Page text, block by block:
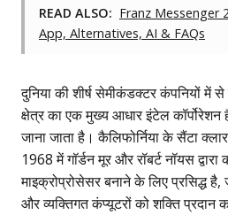
READ ALSO: Franz Messenger
App, Alternatives, AI & FAQs
दुनिया की शीर्ष सेमीकंडक्टर कंपनियों
क्षेत्र का एक मुख्य आधार इंटेल
जाना जाता है। कैलिफोर्निया के सैंटा
1968 में गॉर्डन मूर और रॉबर्ट नॉयस
माइक्रोप्रोसेसर बनाने के लिए प्रसिद्ध है,
और व्यक्तिगत कंप्यूटरों को शक्ति प्रदान